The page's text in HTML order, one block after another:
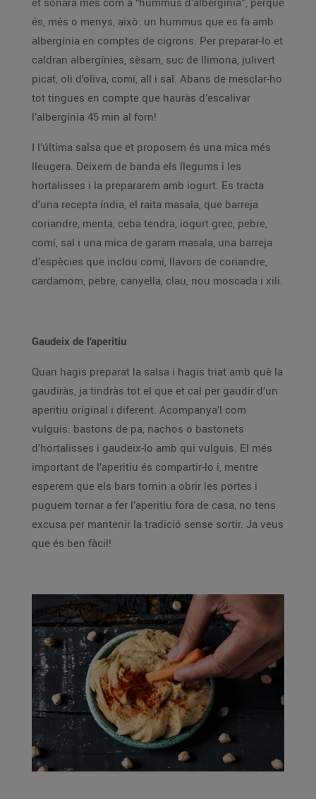
és, més o menys, això: un hummus que es fa amb
albergínia en comptes de cigrons. Per preparar-lo et
caldran albergínies, sèsam, suc de llimona, julivert
picat, oli d’oliva, comí, all i sal. Abans de mesclar-ho
tot tingues en compte que hauràs d’escalivar
l’albergínia 45 min al forn!
I l’última salsa que et proposem és una mica més
lleugera. Deixem de banda els llegums i les
hortalisses i la prepararem amb iogurt. Es tracta
d’una recepta índia, el raita masala, que barreja
coriandre, menta, ceba tendra, iogurt grec, pebre,
comí, sal i una mica de garam masala, una barreja
d’espècies que inclou comí, llavors de coriandre,
cardamom, pebre, canyella, clau, nou moscada i xili.
Gaudeix de l’aperitiu
Quan hagis preparat la salsa i hagis triat amb què la
gaudiràs, ja tindràs tot el que et cal per gaudir d’un
aperitiu original i diferent. Acompanya’l com
vulguis: bastons de pa, nachos o bastonets
d’hortalisses i gaudeix-lo amb qui vulguis. El més
important de l’aperitiu és compartir-lo i, mentre
esperem que els bars tornin a obrir les portes i
puguem tornar a fer l’aperitiu fora de casa, no tens
excusa per mantenir la tradició sense sortir. Ja veus
que és ben fàcil!